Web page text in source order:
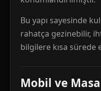
Bu yapı sayesinde
rahatça gezinebilir,
bilgilere kısa sürede
Mobil ve